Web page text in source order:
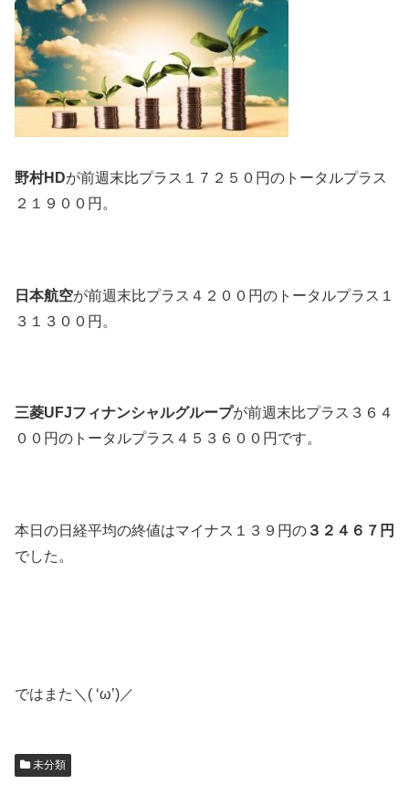
野村HDが前週末比プラス１７２５０円のトータルプラス
２１９００円。
日本航空が前週末比プラス４２００円のトータルプラス１
３１３００円。
三菱UFJフィナンシャルグループが前週末比プラス３６４
００円のトータルプラス４５３６００円です。
本日の日経平均の終値はマイナス１３９円の ３２４６７円
でした。
ではまた＼( ‘ω’)／
未分類